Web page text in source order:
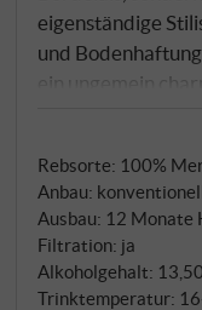
eigenständige
und
ein ungemein
Vertreter. Die
und Tiefe
reife Pflaume,
Gaumen saftig,
Tanninstruktur
Jahrgang bringt
Rebsorte: 100%
Anbau:
Ausbau: 12 Monate
Filtration: ja
Alkoholgehalt:
Trinktemperatur: